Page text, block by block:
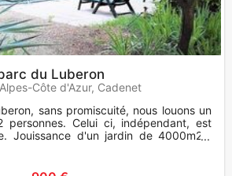
du Luberon
Côte d'Azur, Cadenet
sans promiscuité, nous louons un
Celui ci, indépendant, est
Jouissance d'un jardin de 4000m2 ,